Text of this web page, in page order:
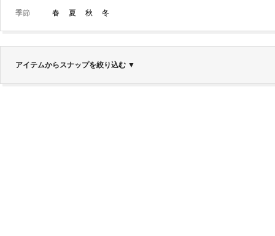
季節 春 夏 秋 冬
アイテムからスナップを絞り込む ▼